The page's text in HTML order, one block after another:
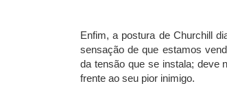
Enfim, a postura de Churchill
sensação de que estamos
da tensão que se instala; deve
frente ao seu pior inimigo.